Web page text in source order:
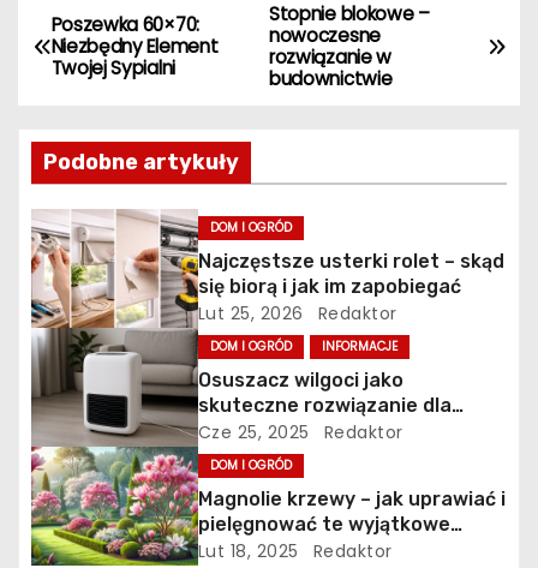
N
a
i
g
a
c
j
a
w
p
Stopnie blokowe –
nowoczesne
rozwiązanie w
budownictwie
Poszewka 60×70:
Niezbędny Element
Twojej Sypialni
Podobne artykuły
DOM I OGRÓD
Najczęstsze usterki rolet – skąd
się biorą i jak im zapobiegać
Lut 25, 2026 Redaktor
DOM I OGRÓD INFORMACJE
Osuszacz wilgoci jako
skuteczne rozwiązanie dla
zdrowego i bezpiecznego
mikroklimatu
Cze 25, 2025 Redaktor
DOM I OGRÓD
Magnolie krzewy – jak uprawiać i
pielęgnować te wyjątkowe
rośliny?
Lut 18, 2025 Redaktor